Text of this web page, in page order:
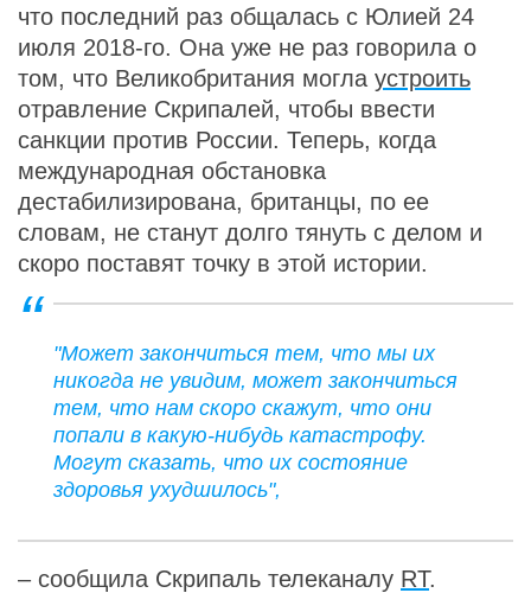
что последний раз общалась с Юлией 24
июля 2018-го. Она уже не раз говорила о
том, что Великобритания могла устроить
отравление Скрипалей, чтобы ввести
санкции против России. Теперь, когда
международная обстановка
дестабилизирована, британцы, по ее
словам, не станут долго тянуть с делом и
скоро поставят точку в этой истории.
"Может закончиться тем, что мы их
никогда не увидим, может закончиться
тем, что нам скоро скажут, что они
попали в какую-нибудь катастрофу.
Могут сказать, что их состояние
здоровья ухудшилось",
– сообщила Скрипаль телеканалу RT.